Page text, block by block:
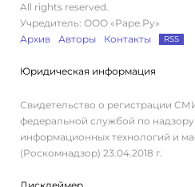
All rights reserved.
Учредитель: ООО «Раре.Ру»
Архив
Авторы Контакты RSS
Юридическая информация
Свидетельство о регистрации
федеральной службой по надзору
информационных технологий и
(Роскомнадзор) 23.04.2018 г.